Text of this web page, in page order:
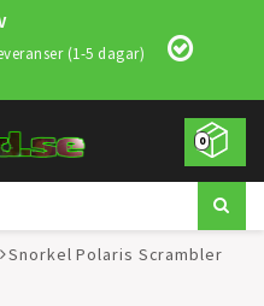
(1-5 dagar)
0
Snorkel Polaris Scrambler